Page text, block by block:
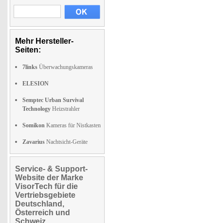
Mehr Hersteller-
Seiten:
7links Überwachungskameras
ELESION
Semptec Urban Survival
Technology Heizstrahler
Somikon Kameras für Nistkasten
Zavarius Nachtsicht-Geräte
Service- & Support-
Website der Marke
VisorTech für die
Vertriebsgebiete
Deutschland,
Österreich und
Schweiz